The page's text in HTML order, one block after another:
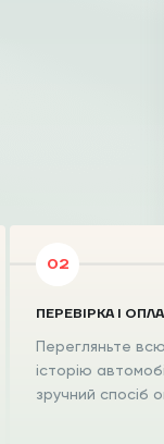
ПЕРЕВІРКА І
Перегляньте
історію
зручний спосіб